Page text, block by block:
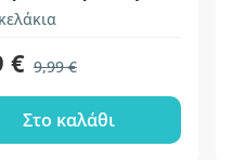
€ 9,99 €
Στο καλάθι